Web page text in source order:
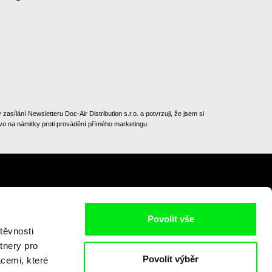
pro
které
Povolit vše
Povolit výběr
Newsletteru Doc-Air Distribution s.r.o. a potvrzuji, že jsem si
na námitky proti provádění přímého marketingu.
Na začátek stránky